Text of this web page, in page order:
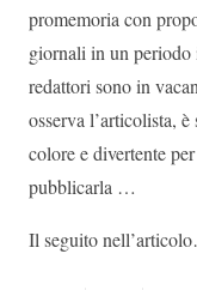
promemoria con
giornali in un
redattori sono in
osserva l’articolista,
colore e divertente
pubblicarla …
Il seguito